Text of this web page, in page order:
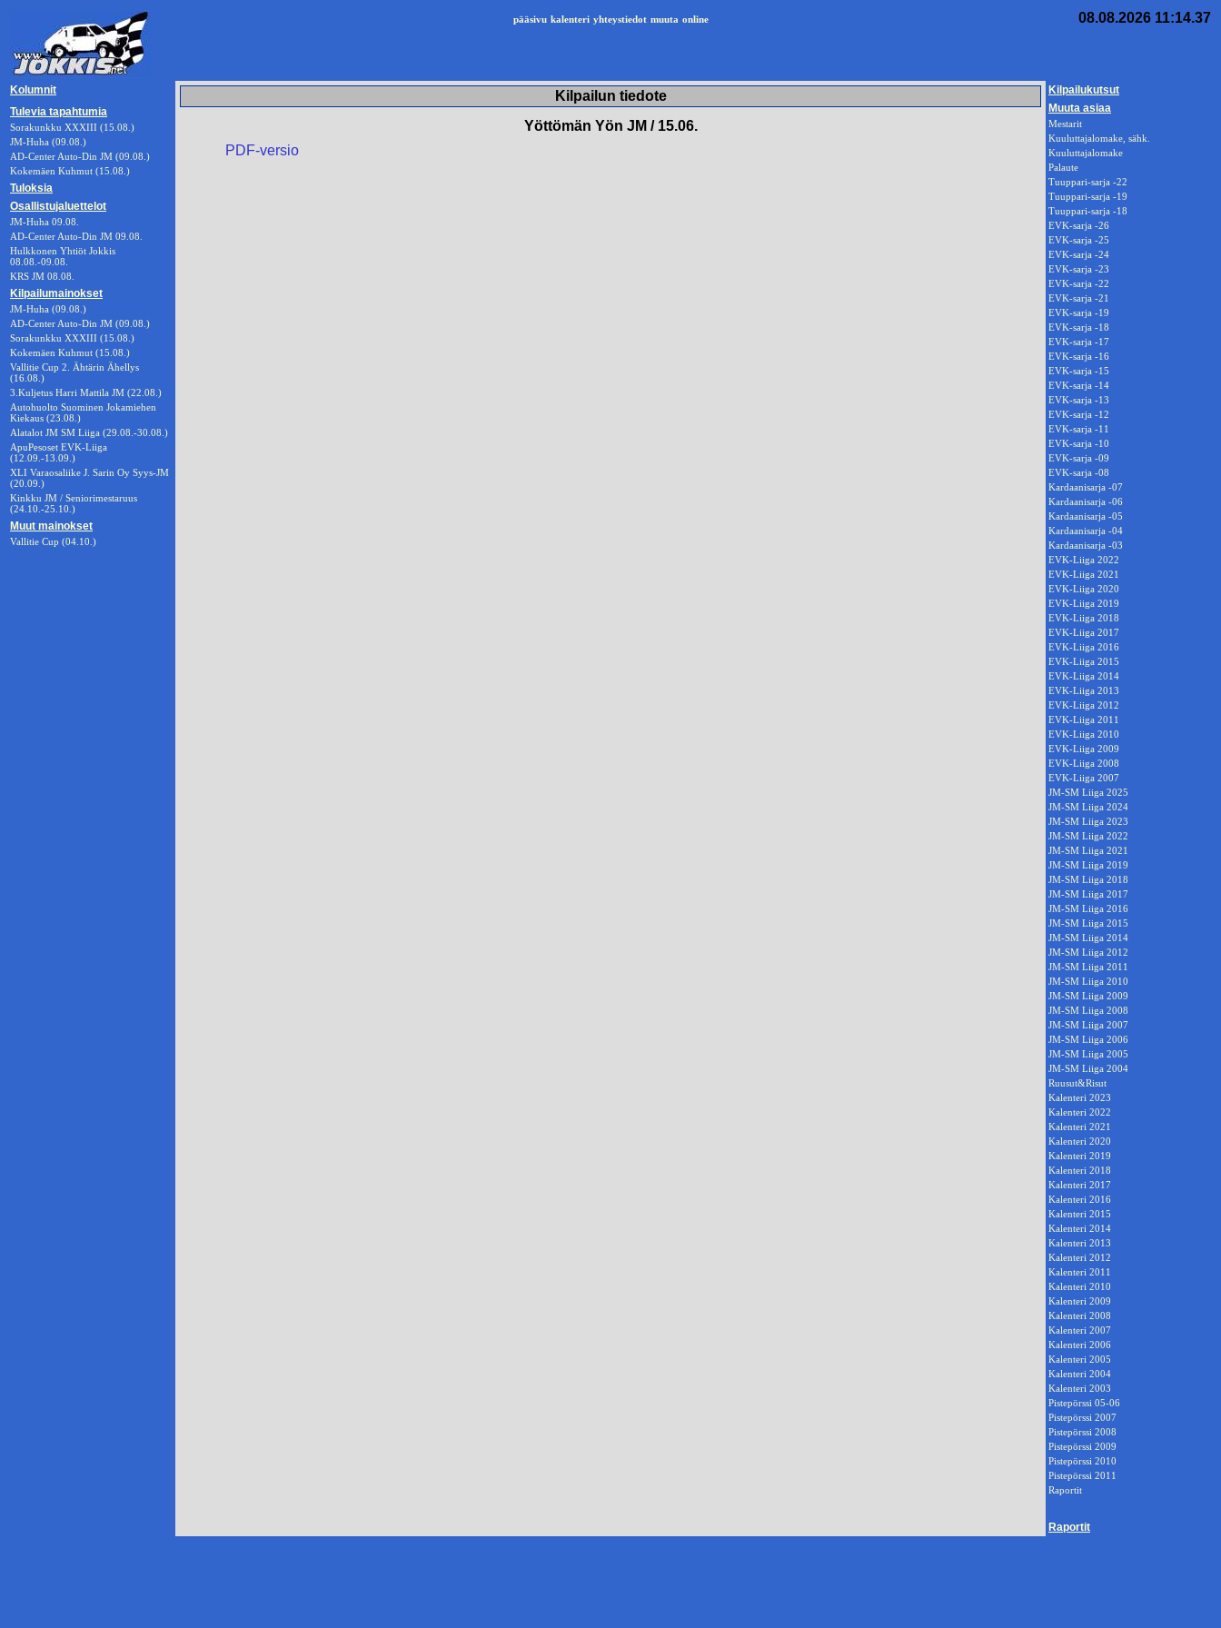
pääsivu kalenteri yhteystiedot muuta online 08.08.2026 11:14.37
Kolumnit
Tulevia tapahtumia
Sorakunkku XXXIII (15.08.)
JM-Huha (09.08.)
AD-Center Auto-Din JM (09.08.)
Kokemäen Kuhmut (15.08.)
Tuloksia
Osallistujaluettelot
JM-Huha 09.08.
AD-Center Auto-Din JM 09.08.
Hulkkonen Yhtiöt Jokkis
08.08.-09.08.
KRS JM 08.08.
Kilpailumainokset
JM-Huha (09.08.)
AD-Center Auto-Din JM (09.08.)
Sorakunkku XXXIII (15.08.)
Kokemäen Kuhmut (15.08.)
Vallitie Cup 2. Ähtärin Ähellys
(16.08.)
3.Kuljetus Harri Mattila JM (22.08.)
Autohuolto Suominen Jokamiehen
Kiekaus (23.08.)
Alatalot JM SM Liiga (29.08.-30.08.)
ApuPesoset EVK-Liiga
(12.09.-13.09.)
XLI Varaosaliike J. Sarin Oy Syys-JM
(20.09.)
Kinkku JM / Seniorimestaruus
(24.10.-25.10.)
Muut mainokset
Vallitie Cup (04.10.)
Kilpailun tiedote
Yöttömän Yön JM / 15.06.
PDF-versio
Kilpailukutsut
Muuta asiaa
Mestarit
Kuuluttajalomake, sähk.
Kuuluttajalomake
Palaute
Tuuppari-sarja -22
Tuuppari-sarja -19
Tuuppari-sarja -18
EVK-sarja -26
EVK-sarja -25
EVK-sarja -24
EVK-sarja -23
EVK-sarja -22
EVK-sarja -21
EVK-sarja -19
EVK-sarja -18
EVK-sarja -17
EVK-sarja -16
EVK-sarja -15
EVK-sarja -14
EVK-sarja -13
EVK-sarja -12
EVK-sarja -11
EVK-sarja -10
EVK-sarja -09
EVK-sarja -08
Kardaanisarja -07
Kardaanisarja -06
Kardaanisarja -05
Kardaanisarja -04
Kardaanisarja -03
EVK-Liiga 2022
EVK-Liiga 2021
EVK-Liiga 2020
EVK-Liiga 2019
EVK-Liiga 2018
EVK-Liiga 2017
EVK-Liiga 2016
EVK-Liiga 2015
EVK-Liiga 2014
EVK-Liiga 2013
EVK-Liiga 2012
EVK-Liiga 2011
EVK-Liiga 2010
EVK-Liiga 2009
EVK-Liiga 2008
EVK-Liiga 2007
JM-SM Liiga 2025
JM-SM Liiga 2024
JM-SM Liiga 2023
JM-SM Liiga 2022
JM-SM Liiga 2021
JM-SM Liiga 2019
JM-SM Liiga 2018
JM-SM Liiga 2017
JM-SM Liiga 2016
JM-SM Liiga 2015
JM-SM Liiga 2014
JM-SM Liiga 2012
JM-SM Liiga 2011
JM-SM Liiga 2010
JM-SM Liiga 2009
JM-SM Liiga 2008
JM-SM Liiga 2007
JM-SM Liiga 2006
JM-SM Liiga 2005
JM-SM Liiga 2004
Ruusut&Risut
Kalenteri 2023
Kalenteri 2022
Kalenteri 2021
Kalenteri 2020
Kalenteri 2019
Kalenteri 2018
Kalenteri 2017
Kalenteri 2016
Kalenteri 2015
Kalenteri 2014
Kalenteri 2013
Kalenteri 2012
Kalenteri 2011
Kalenteri 2010
Kalenteri 2009
Kalenteri 2008
Kalenteri 2007
Kalenteri 2006
Kalenteri 2005
Kalenteri 2004
Kalenteri 2003
Pistepörssi 05-06
Pistepörssi 2007
Pistepörssi 2008
Pistepörssi 2009
Pistepörssi 2010
Pistepörssi 2011
Raportit
Raportit